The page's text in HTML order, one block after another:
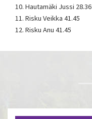
10. Hautamäki Jussi 28.36
11. Risku Veikka 41.45
12. Risku Anu 41.45